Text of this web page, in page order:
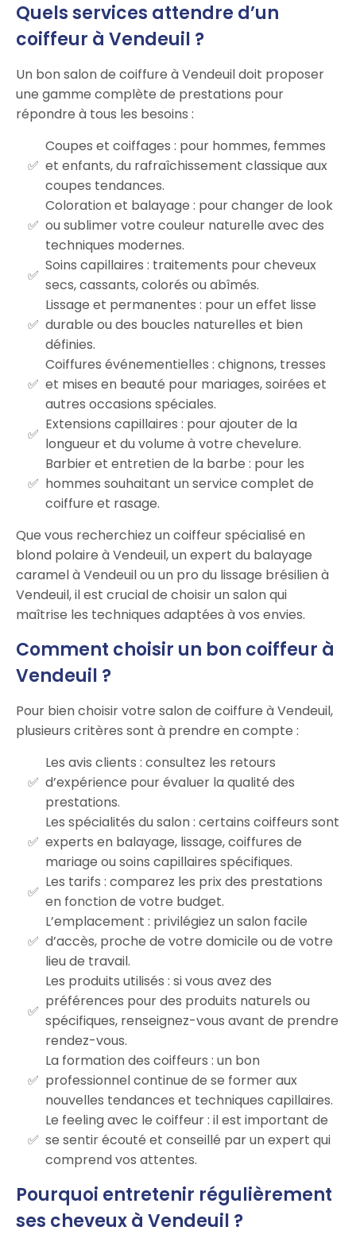
Quels services attendre d’un
coiffeur à Vendeuil ?
Un bon salon de coiffure à Vendeuil doit proposer
une gamme complète de prestations pour
répondre à tous les besoins :
Coupes et coiffages : pour hommes, femmes
et enfants, du rafraîchissement classique aux
coupes tendances.
Coloration et balayage : pour changer de look
ou sublimer votre couleur naturelle avec des
techniques modernes.
Soins capillaires : traitements pour cheveux
secs, cassants, colorés ou abîmés.
Lissage et permanentes : pour un effet lisse
durable ou des boucles naturelles et bien
définies.
Coiffures événementielles : chignons, tresses
et mises en beauté pour mariages, soirées et
autres occasions spéciales.
Extensions capillaires : pour ajouter de la
longueur et du volume à votre chevelure.
Barbier et entretien de la barbe : pour les
hommes souhaitant un service complet de
coiffure et rasage.
Que vous recherchiez un coiffeur spécialisé en
blond polaire à Vendeuil, un expert du balayage
caramel à Vendeuil ou un pro du lissage brésilien à
Vendeuil, il est crucial de choisir un salon qui
maîtrise les techniques adaptées à vos envies.
Comment choisir un bon coiffeur à
Vendeuil ?
Pour bien choisir votre salon de coiffure à Vendeuil,
plusieurs critères sont à prendre en compte :
Les avis clients : consultez les retours
d’expérience pour évaluer la qualité des
prestations.
Les spécialités du salon : certains coiffeurs sont
experts en balayage, lissage, coiffures de
mariage ou soins capillaires spécifiques.
Les tarifs : comparez les prix des prestations
en fonction de votre budget.
L’emplacement : privilégiez un salon facile
d’accès, proche de votre domicile ou de votre
lieu de travail.
Les produits utilisés : si vous avez des
préférences pour des produits naturels ou
spécifiques, renseignez-vous avant de prendre
rendez-vous.
La formation des coiffeurs : un bon
professionnel continue de se former aux
nouvelles tendances et techniques capillaires.
Le feeling avec le coiffeur : il est important de
se sentir écouté et conseillé par un expert qui
comprend vos attentes.
Pourquoi entretenir régulièrement
ses cheveux à Vendeuil ?